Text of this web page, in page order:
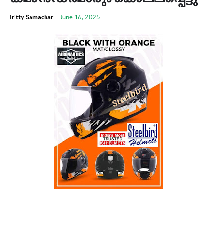
Iritty Samachar - June 16, 2025